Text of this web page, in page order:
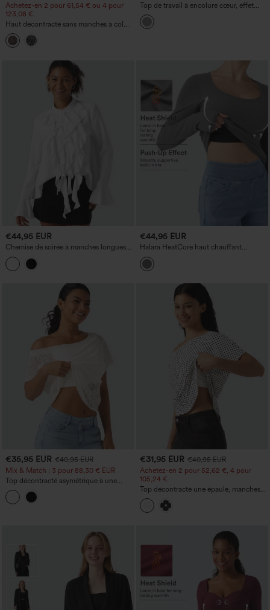
Achetez-en 2 pour 61,54 € ou 4 pour
123,08 €.
Haut décontracté sans manches à col
montant, imprimé léopard, ourlet
asymétrique (devant court, dos long)
Top de travail à encolure cœur, effet
push-up, manches longues bouffantes,
bonnets DD–F
€44,95 EUR
Chemise de soirée à manches longues
avec col montant, volants et tissu anti-
froissage
€44,95 EUR
Halara HeatCore haut chauffant
décontracté à encolure dégagée, effet
push-up, manches longues — bonnets
DD-F
€35,95 EUR €40,95 EUR
Mix & Match : 3 pour 88,30 € EUR
Top décontracté asymétrique à une
épaule, manches courtes, avec soutien-
gorge intégré, ourlet courbé (haut-bas),
en dentelle
€31,95 EUR €40,95 EUR
Achetez-en 2 pour 52,62 €, 4 pour
105,24 €
Top décontracté une épaule, manches
courtes, ourlet arrondi hi-low,
soutien‑gorge intégré, motif à pois